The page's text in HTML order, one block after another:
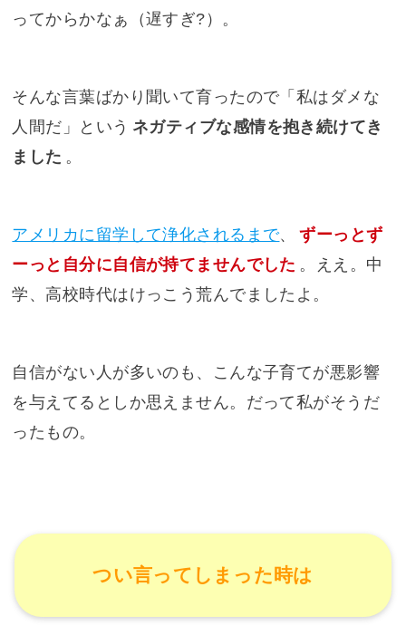
ってからかなぁ（遅すぎ?）。
そんな言葉ばかり聞いて育ったので「私はダメな
人間だ」という ネガティブな感情を抱き続けてき
ました 。
アメリカに留学して浄化されるまで、
ずーっとず
ーっと自分に自信が持てませんでした 。ええ。中
学、高校時代はけっこう荒んでましたよ。
自信がない人が多いのも、こんな子育てが悪影響
を与えてるとしか思えません。だって私がそうだ
ったもの。
つい言ってしまった時は